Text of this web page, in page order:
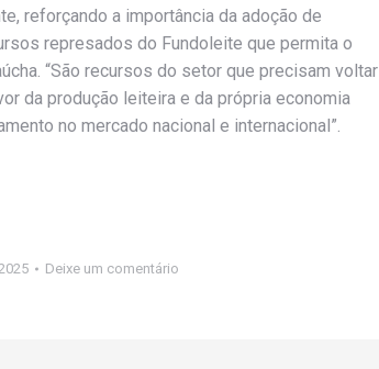
reforçando a importância da adoção de
represados do Fundoleite que permita o
“São recursos do setor que precisam voltar
da produção leiteira e da própria economia
no mercado nacional e internacional”.
Deixe um comentário